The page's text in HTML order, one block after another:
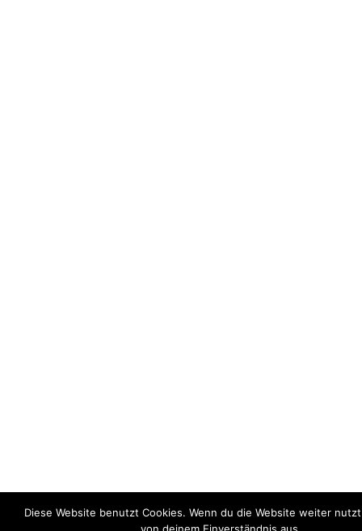
Diese Website benutzt Cookies. Wenn du die Website weiter